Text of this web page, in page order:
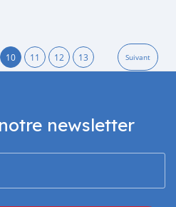
10 11 12 13 Suivant
newsletter